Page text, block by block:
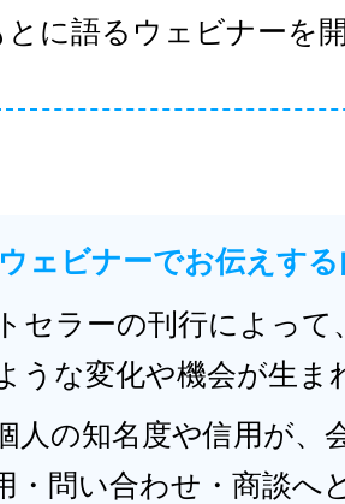
とに語るウェビナーを
ェビナーでお伝えす
セラーの刊行によって
うな変化や機会が生ま
人の知名度や信用が、
・問い合わせ・商談へ